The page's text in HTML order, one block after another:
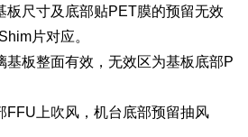
板尺寸及底部贴PET膜的预留无效
片对应。
基板整面有效，无效区为基板底部P
FFU上吹风，机台底部预留抽风